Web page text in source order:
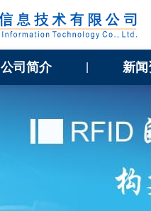
公司简介 新闻